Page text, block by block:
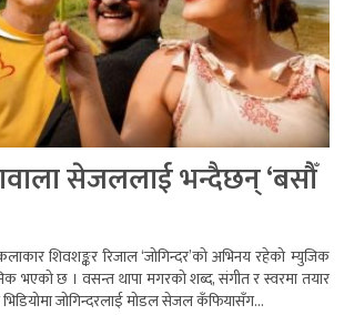
सेजललाई भन्दैछन् ‘बसौँ
शिवशङ्कर रिजाल ‘जोगिन्दर’को अभिनय रहेको म्युजिक
भएको छ । वसन्त थापा मगरको शब्द, संगीत र स्वरमा तयार
भिडियोमा जोगिन्दरलाई मोडल सेजल कँफियासँग...